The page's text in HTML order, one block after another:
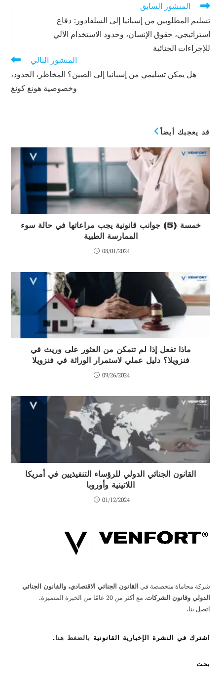
قراءة
من
المقالات
المنشور السابق
تسليم المطلوبين من إسبانيا إلى السلفادور: دفاع
استراتيجي، حقوق الإنسان، وحدود الاستخدام الآلي
للإجراءات الجنائية
المنشور التالي
هل يمكن تسليمي من إسبانيا إلى الصين؟ المخاطر، الحدود،
وخصوصية هونغ كونغ
قد يعجبك أيضاً
خمسة (5) جوانب قانونية يجب مراعاتها في حالة سوء
الممارسة الطبية
08/01/2024
ماذا تفعل إذا لم تتمكن من العثور على وريث في
فنزويلا؟ دليل عملي لاستمرار الوراثة في فنزويلا
09/26/2024
القانون الجنائي الدولي للرؤساء التنفيذيين في أمريكا
اللاتينية وأوروبا
01/12/2024
شركة محاماة متخصصة في القانون الجنائي الاقتصادي، والقانون الجنائي
الدولي وقانون الشركات. مع أكثر من 20 عامًا من الخبرة المتميزة.
اتصل بنا.
اشترك في النشرة الإخبارية القانونية بالضغط هنا.
بحث